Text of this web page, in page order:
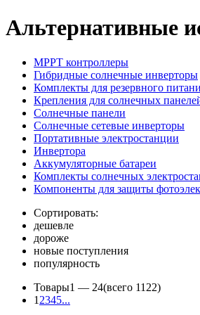
Альтернативные
MPPT контроллеры
Гибридные солнечные инверторы
Комплекты для резервного
Крепления для солнечных
Солнечные панели
Солнечные сетевые инверторы
Портативные электростанции
Инвертора
Аккумуляторные батареи
Комплекты солнечных
Компоненты для защиты
Сортировать:
дешевле
дороже
новые поступления
популярность
Товары1 — 24(всего 1122)
1 2345...